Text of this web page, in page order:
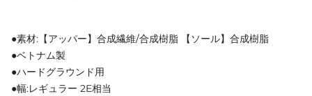
●素材:【アッパー】合成繊維/合成樹脂 【ソール】合成樹脂
●ベトナム製
●ハードグラウンド用
●幅:レギュラー 2E相当